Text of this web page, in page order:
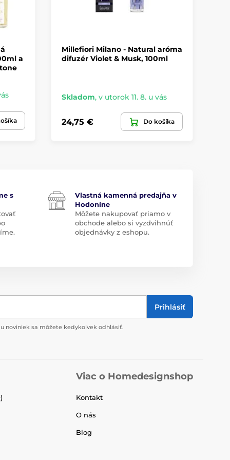
a
Millefiori Milano - Natural aróma
difuzér Violet & Musk, 100ml
Skladom, v utorok 11. 8. u vás
24,75 € Do košíka
s
Vlastná kamenná predajňa v
Hodoníne
Môžete nakupovať priamo v
obchode alebo si vyzdvihnúť
objednávky z eshopu.
Prihlásiť
noviniek sa môžete kedykoľvek odhlásiť.
Viac o Homedesignshop
Kontakt
O nás
Blog